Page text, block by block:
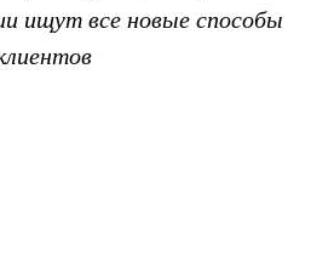
ищут все новые способы